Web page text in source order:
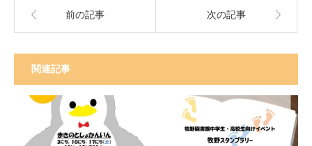
前の記事 次の記事
関連記事